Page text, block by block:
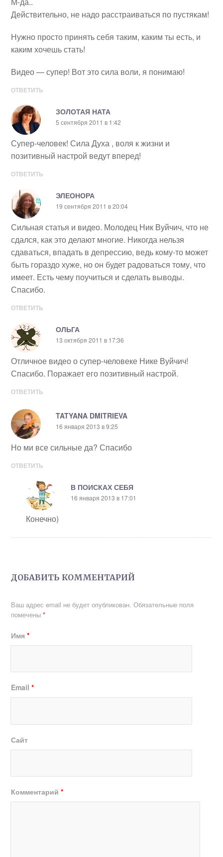
Действительно, не надо расстраиваться по пустякам!
Нужно просто принять себя таким, каким ты есть, и
каким хочешь стать!
Видео — супер! Вот это сила воли, я понимаю!
ОТВЕТИТЬ
ЗОЛОТАЯ НАТА
5 сентября 2011 в 1:42
Супер-человек! Сила Духа , воля к жизни и
позитивный настрой ведут вперед!
ОТВЕТИТЬ
ЭЛЕОНОРА
19 сентября 2011 в 20:04
Сильная статья и видео. Молодец Ник Вуйчич, что не
сдался, как это делают многие. Никогда нельзя
сдаваться, впадать в депрессию, ведь кому-то может
быть гораздо хуже, но он будет радоваться тому, что
имеет. Есть чему поучиться и сделать выводы.
Спасибо.
ОТВЕТИТЬ
ОЛЬГА
13 октября 2011 в 17:36
Отличное видео о супер-человеке Нике Вуйчич!
Спасибо. Поражает его позитивный настрой.
ОТВЕТИТЬ
TATYANA DMITRIEVA
16 января 2013 в 9:25
Но ми все сильные да? Спасибо
ОТВЕТИТЬ
В ПОИСКАХ СЕБЯ
16 января 2013 в 17:01
Конечно)
ДОБАВИТЬ КОММЕНТАРИЙ
Ваш адрес email не будет опубликован. Обязательные поля
помечены*
Имя*
Email*
Сайт
Комментарий*